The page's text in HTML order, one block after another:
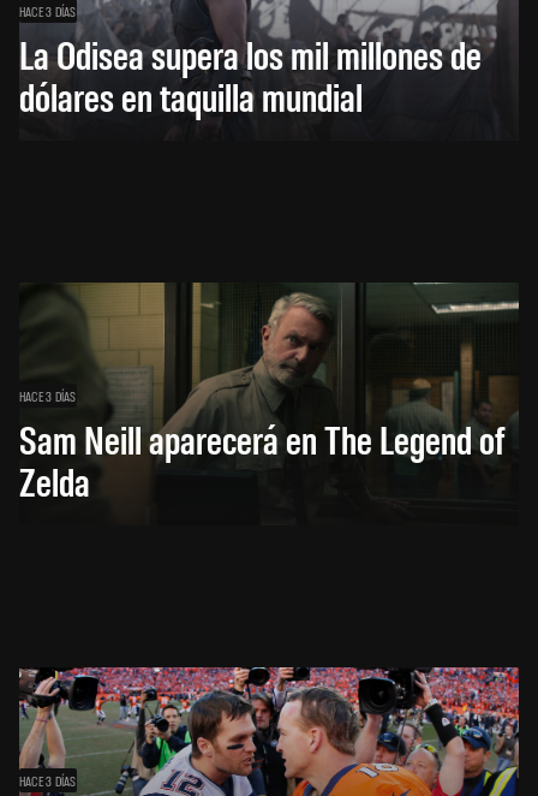
HACE 3 DÍAS
La Odisea supera los mil millones de
dólares en taquilla mundial
HACE 3 DÍAS
Sam Neill aparecerá en The Legend of
Zelda
HACE 3 DÍAS